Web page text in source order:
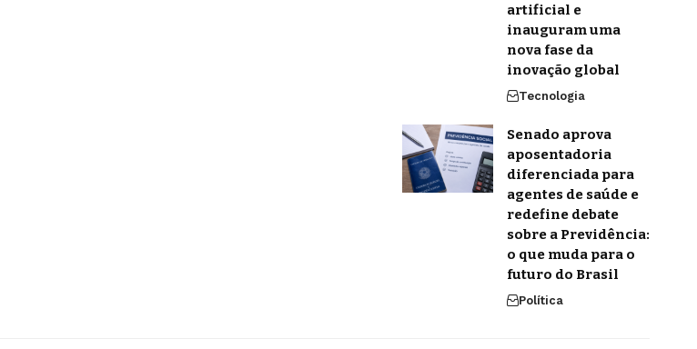
artificial e
inauguram uma
nova fase da
inovação global
Tecnologia
Senado aprova
aposentadoria
diferenciada para
agentes de saúde e
redefine debate
sobre a Previdência:
o que muda para o
futuro do Brasil
Política